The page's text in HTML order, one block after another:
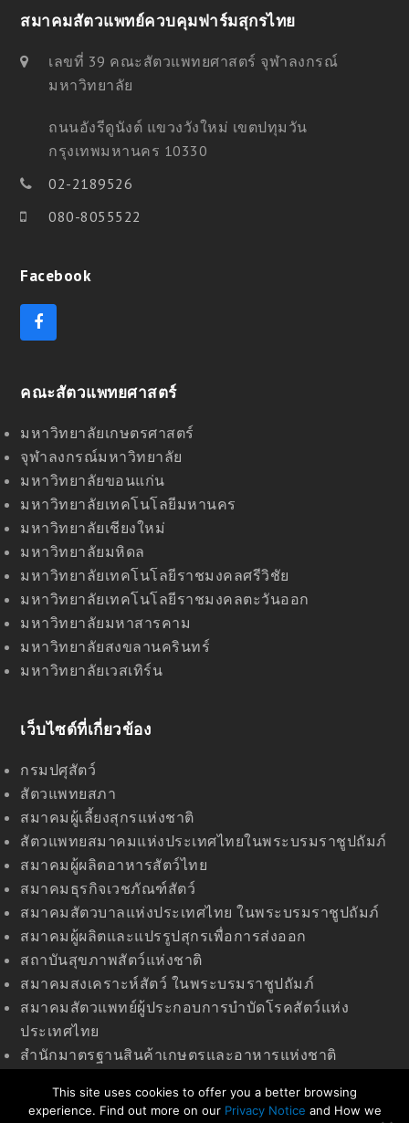
สมาคมสัตวแพทย์ควบคุมฟาร์มสุกรไทย
เลขที่ 39 คณะสัตวแพทยศาสตร์ จุฬาลงกรณ์
มหาวิทยาลัย
ถนนอังรีดูนังต์ แขวงวังใหม่ เขตปทุมวัน
กรุงเทพมหานคร 10330
02-2189526
080-8055522
Facebook
F
a
b
o
k
คณะสัตวแพทยศาสตร์
มหาวิทยาลัยเกษตรศาสตร์
จุฬาลงกรณ์มหาวิทยาลัย
มหาวิทยาลัยขอนแก่น
มหาวิทยาลัยเทคโนโลยีมหานคร
มหาวิทยาลัยเชียงใหม่
มหาวิทยาลัยมหิดล
มหาวิทยาลัยเทคโนโลยีราชมงคลศรีวิชัย
มหาวิทยาลัยเทคโนโลยีราชมงคลตะวันออก
มหาวิทยาลัยมหาสารคาม
มหาวิทยาลัยสงขลานครินทร์
มหาวิทยาลัยเวสเทิร์น
เว็บไซด์ที่เกี่ยวข้อง
กรมปศุสัตว์
สัตวแพทยสภา
สมาคมผู้เลี้ยงสุกรแห่งชาติ
สัตวแพทยสมาคมแห่งประเทศไทยในพระบรมราชูปถัมภ์
สมาคมผู้ผลิตอาหารสัตว์ไทย
สมาคมธุรกิจเวชภัณฑ์สัตว์
สมาคมสัตวบาลแห่งประเทศไทย ในพระบรมราชูปถัมภ์
สมาคมผู้ผลิตและแปรรูปสุกรเพื่อการส่งออก
สถาบันสุขภาพสัตว์แห่งชาติ
สมาคมสงเคราะห์สัตว์ ในพระบรมราชูปถัมภ์
สมาคมสัตวแพทย์ผู้ประกอบการบำบัดโรคสัตว์แห่ง
ประเทศไทย
สำนักมาตรฐานสินค้าเกษตรและอาหารแห่งชาติ
This site uses cookies to offer you a better browsing
experience. Find out more on our Privacy Notice and How we